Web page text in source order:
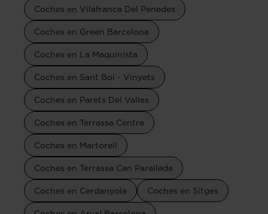
Coches en Vilafranca Del Penedes
Coches en Green Barcelona
Coches en La Maquinista
Coches en Sant Boi - Vinyets
Coches en Parets Del Valles
Coches en Terrassa Centre
Coches en Martorell
Coches en Terrassa Can Parellada
Coches en Cerdanyola Coches en Sitges